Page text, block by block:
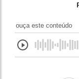
ouça este conteúdo